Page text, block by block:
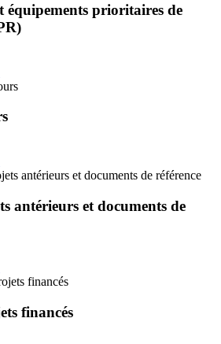
équipements prioritaires de
antérieurs et documents de référence
antérieurs et documents de
financés
financés